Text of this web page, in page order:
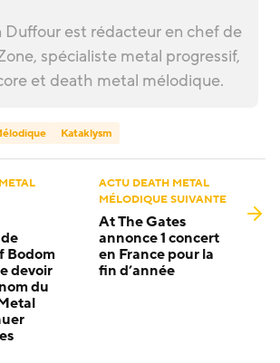
Duffour est rédacteur en chef de
spécialiste metal progressif,
et death metal mélodique.
Kataklysm
Bodom
devoir
du
ACTU DEATH METAL
MÉLODIQUE SUIVANTE
At The Gates
annonce 1 concert
en France pour la
fin d’année